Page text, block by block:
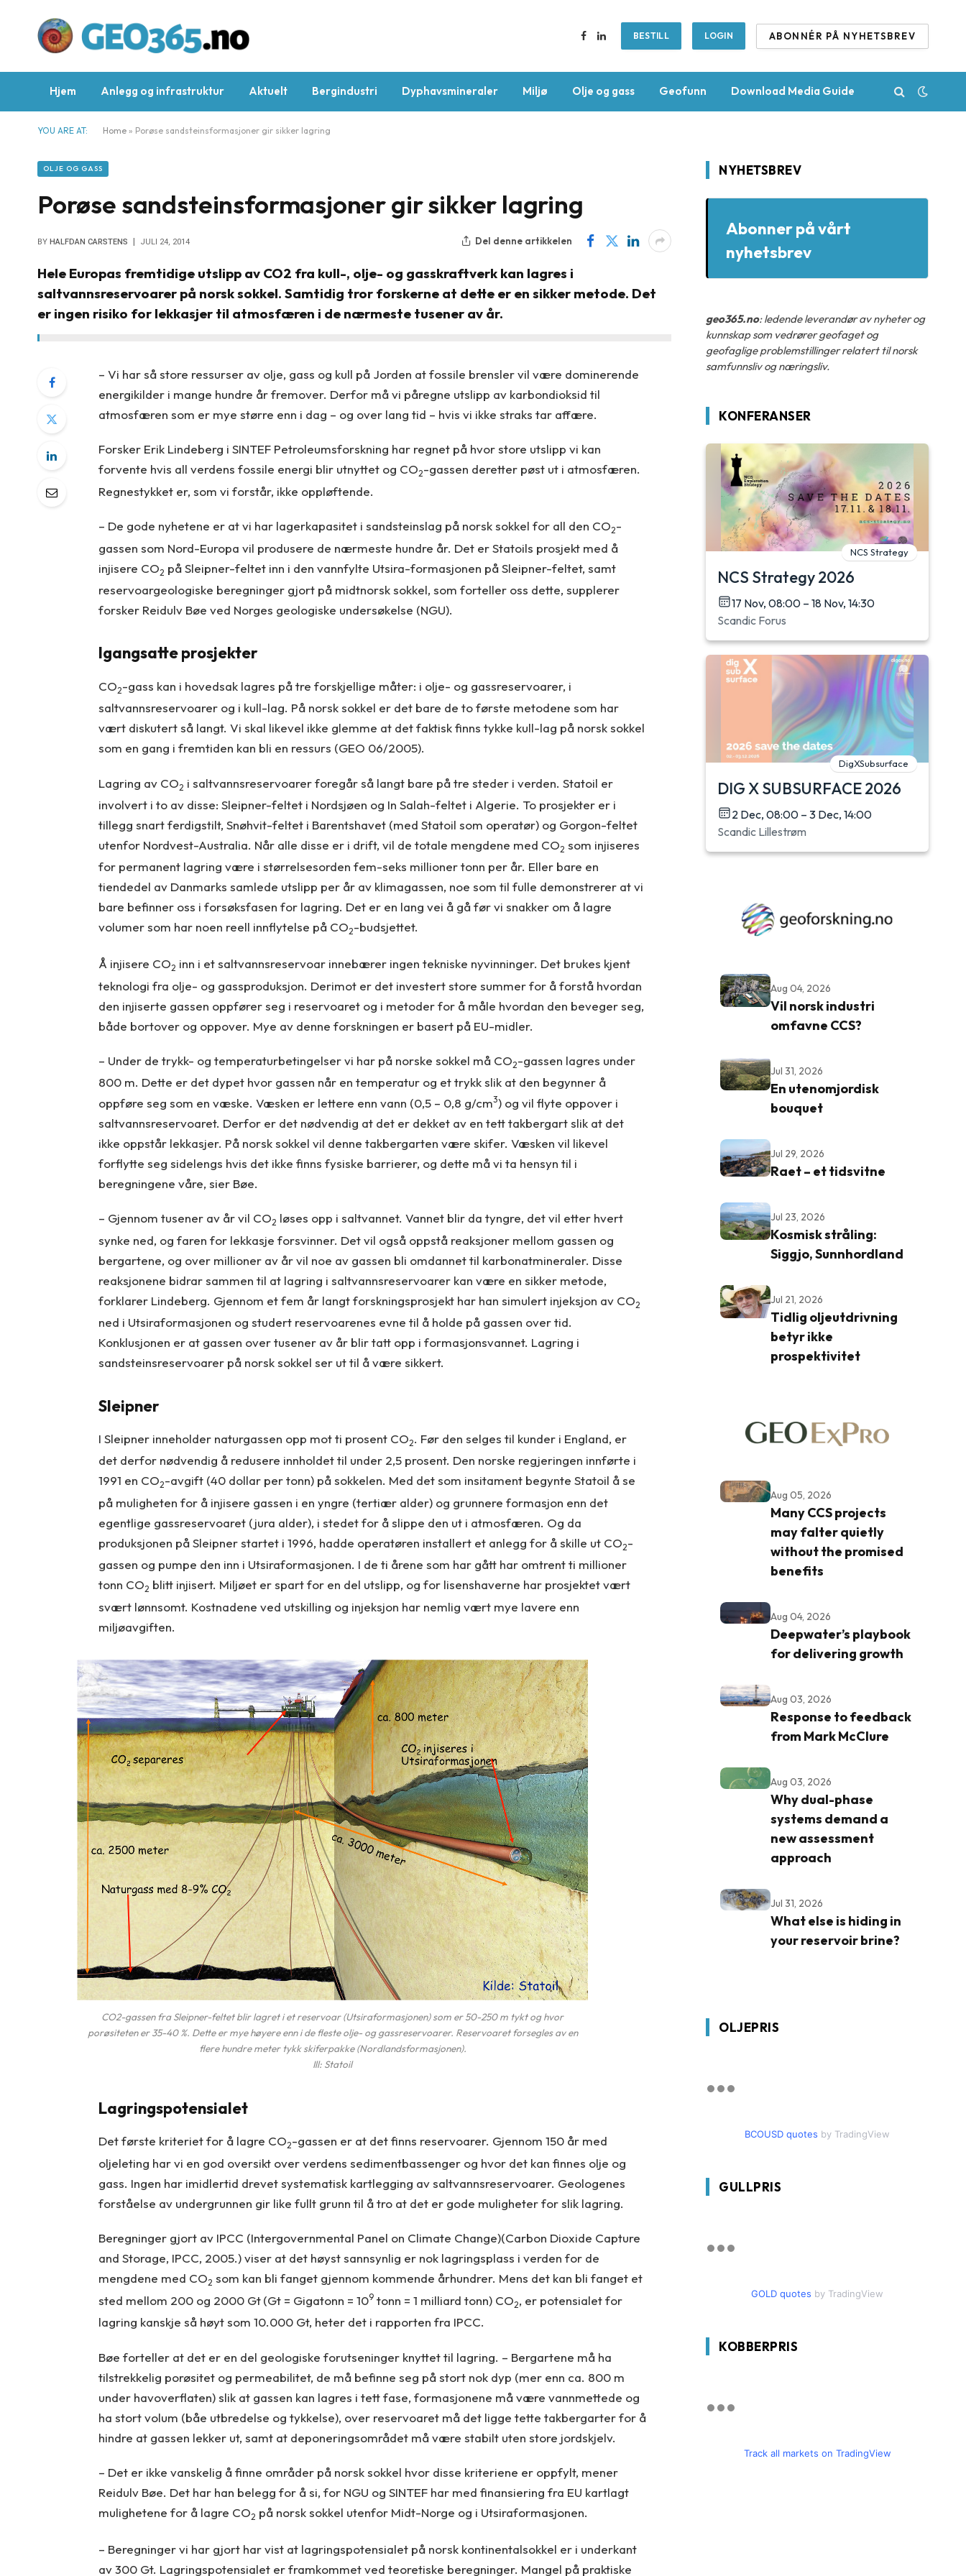
Facebook
LinkedInBESTILL LOGIN ABONNÉR PÅ NYHETSBREV
Hjem Anlegg og infrastruktur Aktuelt Bergindustri Dyphavsmineraler Miljø Olje og gass Geofunn Download Media Guide
YOU ARE AT: Home » Porøse sandsteinsformasjoner gir sikker lagring
OLJE OG GASS
Porøse sandsteinsformasjoner gir sikker lagring
BY HALFDAN CARSTENS JULI 24, 2014 Del denne artikkelen
Hele Europas fremtidige utslipp av CO2 fra kull-, olje- og gasskraftverk kan lagres i
saltvannsreservoarer på norsk sokkel. Samtidig tror forskerne at dette er en sikker metode. Det
er ingen risiko for lekkasjer til atmosfæren i de nærmeste tusener av år.
– Vi har så store ressurser av olje, gass og kull på Jorden at fossile brensler vil være dominerende
energikilder i mange hundre år fremover. Derfor må vi påregne utslipp av karbondioksid til
atmosfæren som er mye større enn i dag – og over lang tid – hvis vi ikke straks tar affære.
Forsker Erik Lindeberg i SINTEF Petroleumsforskning har regnet på hvor store utslipp vi kan
forvente hvis all verdens fossile energi blir utnyttet og CO2-gassen deretter pøst ut i atmosfæren.
Regnestykket er, som vi forstår, ikke oppløftende.
– De gode nyhetene er at vi har lagerkapasitet i sandsteinslag på norsk sokkel for all den CO2-
gassen som Nord-Europa vil produsere de nærmeste hundre år. Det er Statoils prosjekt med å
injisere CO2 på Sleipner-feltet inn i den vannfylte Utsira-formasjonen på Sleipner-feltet, samt
reservoargeologiske beregninger gjort på midtnorsk sokkel, som forteller oss dette, supplerer
forsker Reidulv Bøe ved Norges geologiske undersøkelse (NGU).
Igangsatte prosjekter
CO2-gass kan i hovedsak lagres på tre forskjellige måter: i olje- og gassreservoarer, i
saltvannsreservoarer og i kull-lag. På norsk sokkel er det bare de to første metodene som har
vært diskutert så langt. Vi skal likevel ikke glemme at det faktisk finns tykke kull-lag på norsk sokkel
som en gang i fremtiden kan bli en ressurs (GEO 06/2005).
Lagring av CO2 i saltvannsreservoarer foregår så langt bare på tre steder i verden. Statoil er
involvert i to av disse: Sleipner-feltet i Nordsjøen og In Salah-feltet i Algerie. To prosjekter er i
tillegg snart ferdigstilt, Snøhvit-feltet i Barentshavet (med Statoil som operatør) og Gorgon-feltet
utenfor Nordvest-Australia. Når alle disse er i drift, vil de totale mengdene med CO2 som injiseres
for permanent lagring være i størrelsesorden fem-seks millioner tonn per år. Eller bare en
tiendedel av Danmarks samlede utslipp per år av klimagassen, noe som til fulle demonstrerer at vi
bare befinner oss i forsøksfasen for lagring. Det er en lang vei å gå før vi snakker om å lagre
volumer som har noen reell innflytelse på CO2-budsjettet.
Å injisere CO2 inn i et saltvannsreservoar innebærer ingen tekniske nyvinninger. Det brukes kjent
teknologi fra olje- og gassproduksjon. Derimot er det investert store summer for å forstå hvordan
den injiserte gassen oppfører seg i reservoaret og i metoder for å måle hvordan den beveger seg,
både bortover og oppover. Mye av denne forskningen er basert på EU-midler.
– Under de trykk- og temperaturbetingelser vi har på norske sokkel må CO2-gassen lagres under
800 m. Dette er det dypet hvor gassen når en temperatur og et trykk slik at den begynner å
oppføre seg som en væske. Væsken er lettere enn vann (0,5 – 0,8 g/cm3) og vil flyte oppover i
saltvannsreservoaret. Derfor er det nødvendig at det er dekket av en tett takbergart slik at det
ikke oppstår lekkasjer. På norsk sokkel vil denne takbergarten være skifer. Væsken vil likevel
forflytte seg sidelengs hvis det ikke finns fysiske barrierer, og dette må vi ta hensyn til i
beregningene våre, sier Bøe.
– Gjennom tusener av år vil CO2 løses opp i saltvannet. Vannet blir da tyngre, det vil etter hvert
synke ned, og faren for lekkasje forsvinner. Det vil også oppstå reaksjoner mellom gassen og
bergartene, og over millioner av år vil noe av gassen bli omdannet til karbonatmineraler. Disse
reaksjonene bidrar sammen til at lagring i saltvannsreservoarer kan være en sikker metode,
forklarer Lindeberg. Gjennom et fem år langt forskningsprosjekt har han simulert injeksjon av CO2
ned i Utsiraformasjonen og studert reservoarenes evne til å holde på gassen over tid.
Konklusjonen er at gassen over tusener av år blir tatt opp i formasjonsvannet. Lagring i
sandsteinsreservoarer på norsk sokkel ser ut til å være sikkert.
Sleipner
I Sleipner inneholder naturgassen opp mot ti prosent CO2. Før den selges til kunder i England, er
det derfor nødvendig å redusere innholdet til under 2,5 prosent. Den norske regjeringen innførte i
1991 en CO2-avgift (40 dollar per tonn) på sokkelen. Med det som insitament begynte Statoil å se
på muligheten for å injisere gassen i en yngre (tertiær alder) og grunnere formasjon enn det
egentlige gassreservoaret (jura alder), i stedet for å slippe den ut i atmosfæren. Og da
produksjonen på Sleipner startet i 1996, hadde operatøren installert et anlegg for å skille ut CO2-
gassen og pumpe den inn i Utsiraformasjonen. I de ti årene som har gått har omtrent ti millioner
tonn CO2 blitt injisert. Miljøet er spart for en del utslipp, og for lisenshaverne har prosjektet vært
svært lønnsomt. Kostnadene ved utskilling og injeksjon har nemlig vært mye lavere enn
miljøavgiften.
CO2-gassen fra Sleipner-feltet blir lagret i et reservoar (Utsiraformasjonen) som er 50-250 m tykt og hvor
porøsiteten er 35-40 %. Dette er mye høyere enn i de fleste olje- og gassreservoarer. Reservoaret forsegles av en
flere hundre meter tykk skiferpakke (Nordlandsformasjonen).
Ill: Statoil
Lagringspotensialet
Det første kriteriet for å lagre CO2-gassen er at det finns reservoarer. Gjennom 150 år med
oljeleting har vi en god oversikt over verdens sedimentbassenger og hvor det kan finnes olje og
gass. Ingen har imidlertid drevet systematisk kartlegging av saltvannsreservoarer. Geologenes
forståelse av undergrunnen gir like fullt grunn til å tro at det er gode muligheter for slik lagring.
Beregninger gjort av IPCC (Intergovernmental Panel on Climate Change)(Carbon Dioxide Capture
and Storage, IPCC, 2005.) viser at det høyst sannsynlig er nok lagringsplass i verden for de
mengdene med CO2 som kan bli fanget gjennom kommende århundrer. Mens det kan bli fanget et
sted mellom 200 og 2000 Gt(Gt = Gigatonn = 109tonn = 1 milliard tonn) CO2, er potensialet for
lagring kanskje så høyt som 10.000 Gt, heter det i rapporten fra IPCC.
Bøe forteller at det er en del geologiske forutseninger knyttet til lagring. – Bergartene må ha
tilstrekkelig porøsitet og permeabilitet, de må befinne seg på stort nok dyp (mer enn ca. 800 m
under havoverflaten) slik at gassen kan lagres i tett fase, formasjonene må være vannmettede og
ha stort volum (båe utbredelse og tykkelse), over reservoaret må det ligge tette takbergarter for å
hindre at gassen lekker ut, samt at deponeringsområdet må være stabilt uten store jordskjelv.
– Det er ikke vanskelig å finne områder på norsk sokkel hvor disse kriteriene er oppfylt, mener
Reidulv Bøe. Det har han belegg for å si, for NGU og SINTEF har med finansiering fra EU kartlagt
mulighetene for å lagre CO2 på norsk sokkel utenfor Midt-Norge og i Utsiraformasjonen.
– Beregninger vi har gjort har vist at lagringspotensialet på norsk kontinentalsokkel er i underkant
av 300 Gt. Lagringspotensialet er framkommet ved teoretiske beregninger. Mangel på praktiske
NYHETSBREV
Abonner på vårt
nyhetsbrev
geo365.no: ledende leverandør av nyheter og
kunnskap som vedrører geofaget og
geofaglige problemstillinger relatert til norsk
samfunnsliv og næringsliv.
KONFERANSER
NCS Strategy
NCS Strategy 2026
17 Nov, 08:00 – 18 Nov, 14:30
Scandic Forus
DigXSubsurface
DIG X SUBSURFACE 2026
2 Dec, 08:00 – 3 Dec, 14:00
Scandic Lillestrøm
Aug 04, 2026
Vil norsk industri
omfavne CCS?
Jul 31, 2026
En utenomjordisk
bouquet
Jul 29, 2026
Raet – et tidsvitne
Jul 23, 2026
Kosmisk stråling:
Siggjo, Sunnhordland
Jul 21, 2026
Tidlig oljeutdrivning
betyr ikke
prospektivitet
Aug 05, 2026
Many CCS projects
may falter quietly
without the promised
benefits
Aug 04, 2026
Deepwater’s playbook
for delivering growth
Aug 03, 2026
Response to feedback
from Mark McClure
Aug 03, 2026
Why dual-phase
systems demand a
new assessment
approach
Jul 31, 2026
What else is hiding in
your reservoir brine?
OLJEPRIS
BCOUSD quotes by TradingView
GULLPRIS
GOLD quotes by TradingView
KOBBERPRIS
Track all markets on TradingView